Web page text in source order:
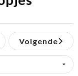
Volgende